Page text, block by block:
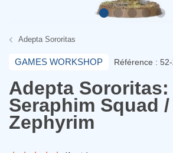
Adepta Sororitas
GAMES WORKSHOP Référence :
Adepta Sororitas:
Seraphim Squad /
Zephyrim